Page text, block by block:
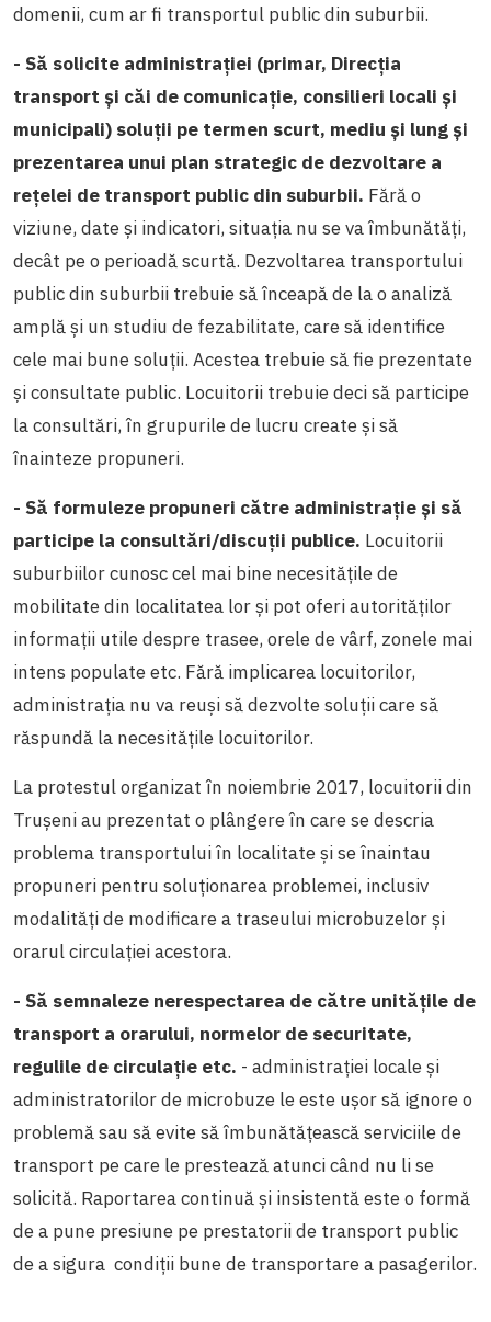
domenii, cum ar fi transportul public din suburbii.
- Să solicite administrației (primar, Direcția
transport și căi de comunicație, consilieri locali și
municipali) soluții pe termen scurt, mediu și lung și
prezentarea unui plan strategic de dezvoltare a
rețelei de transport public din suburbii. Fără o
viziune, date și indicatori, situația nu se va îmbunătăți,
decât pe o perioadă scurtă. Dezvoltarea transportului
public din suburbii trebuie să înceapă de la o analiză
amplă și un studiu de fezabilitate, care să identifice
cele mai bune soluții. Acestea trebuie să fie prezentate
și consultate public. Locuitorii trebuie deci să participe
la consultări, în grupurile de lucru create și să
înainteze propuneri.
- Să formuleze propuneri către administrație și să
participe la consultări/discuții publice. Locuitorii
suburbiilor cunosc cel mai bine necesitățile de
mobilitate din localitatea lor și pot oferi autorităților
informații utile despre trasee, orele de vârf, zonele mai
intens populate etc. Fără implicarea locuitorilor,
administrația nu va reuși să dezvolte soluții care să
răspundă la necesitățile locuitorilor.
La protestul organizat în noiembrie 2017, locuitorii din
Trușeni au prezentat o plângere în care se descria
problema transportului în localitate și se înaintau
propuneri pentru soluționarea problemei, inclusiv
modalități de modificare a traseului microbuzelor și
orarul circulației acestora.
- Să semnaleze nerespectarea de către unitățile de
transport a orarului, normelor de securitate,
regulile de circulație etc. - administrației locale și
administratorilor de microbuze le este ușor să ignore o
problemă sau să evite să îmbunătățească serviciile de
transport pe care le prestează atunci când nu li se
solicită. Raportarea continuă și insistentă este o formă
de a pune presiune pe prestatorii de transport public
de a sigura condiții bune de transportare a pasagerilor.